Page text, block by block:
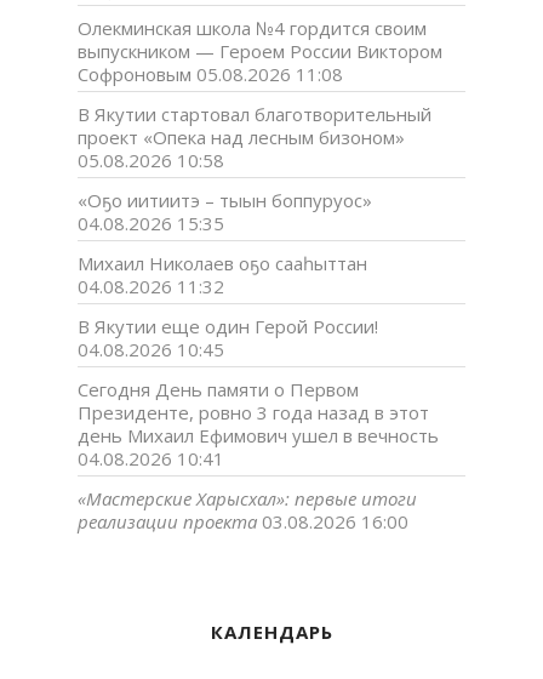
Олекминская школа №4 гордится своим
выпускником — Героем России Виктором
Софроновым 05.08.2026 11:08
В Якутии стартовал благотворительный
проект «Опека над лесным бизоном»
05.08.2026 10:58
«Оҕо иитиитэ – тыын боппуруос»
04.08.2026 15:35
Михаил Николаев оҕо сааһыттан
04.08.2026 11:32
В Якутии еще один Герой России!
04.08.2026 10:45
Сегодня День памяти о Первом
Президенте, ровно 3 года назад в этот
день Михаил Ефимович ушел в вечность
04.08.2026 10:41
«Мастерские Харысхал»: первые итоги
реализации проекта 03.08.2026 16:00
КАЛЕНДАРЬ